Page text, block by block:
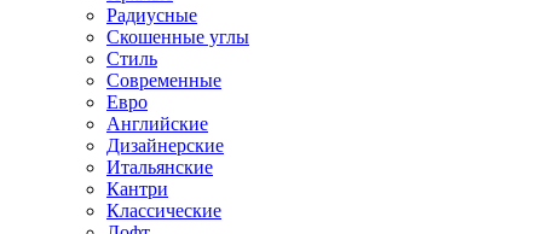
Радиусные
Скошенные углы
Стиль
Современные
Евро
Английские
Дизайнерские
Итальянские
Кантри
Классические